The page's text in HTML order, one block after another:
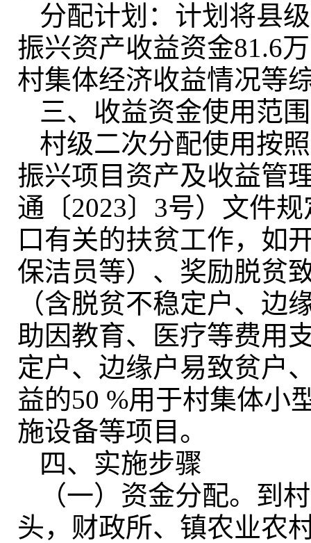
分配计划：计划将县
振兴资产收益资金81.6
村集体经济收益情况等
三、收益资金使用范围
村级二次分配使用按
振兴项目资产及收益管
通〔2023〕3号）文件
口有关的扶贫工作，如
保洁员等）、奖励脱贫
（含脱贫不稳定户、边
助因教育、医疗等费用
定户、边缘户易致贫户
益的50 %用于村集体小
施设备等项目。
四、实施步骤
（一）资金分配。 到
头，财政所、镇农业农